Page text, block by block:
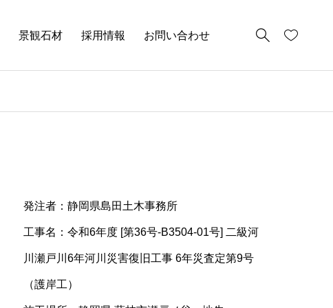
景観石材 採用情報 お問い合わせ
発注者：静岡県島田土木事務所
工事名：令和6年度 [第36号-B3504-01号] 二級河
川瀬戸川6年河川災害復旧工事 6年災査定第9号
（護岸工）